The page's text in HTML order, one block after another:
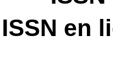
ISSN en